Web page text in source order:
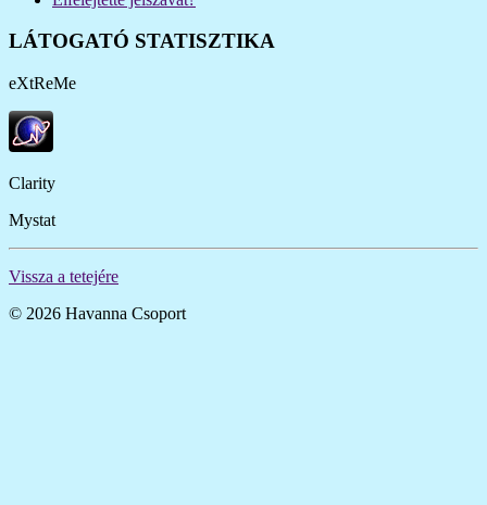
LÁTOGATÓ STATISZTIKA
eXtReMe
Clarity
Mystat
Vissza a tetejére
© 2026 Havanna Csoport